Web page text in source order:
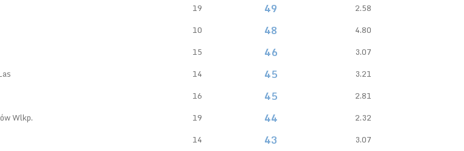
19 49
2.58
10 48
4.80
15 46
3.07
14 45
3.21
16 45
2.81
Wlkp. 19 44
2.32
14 43 3.07